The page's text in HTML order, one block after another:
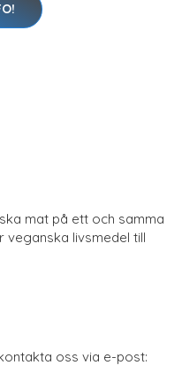
mat på ett och samma
veganska livsmedel till
oss via e-post: